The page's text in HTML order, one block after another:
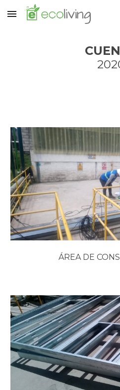
Skip to main content
ÁREA DE